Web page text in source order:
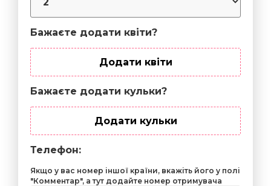
Бажаєте додати квіти?
Додати квіти
Бажаєте додати кульки?
Додати кульки
Телефон:
Якщо у вас номер іншої країни, вкажіть його у полі
"Комментар", а тут додайте номер отримувача